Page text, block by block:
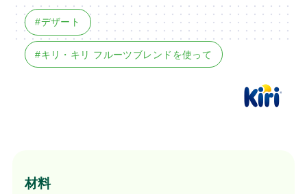
#デザート
#キリ・キリ フルーツブレンドを使って
材料